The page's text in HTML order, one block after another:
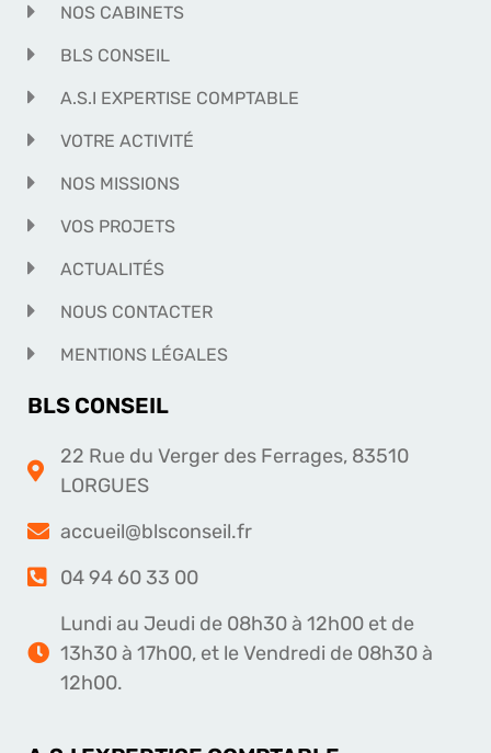
NOS CABINETS
BLS CONSEIL
A.S.I EXPERTISE COMPTABLE
VOTRE ACTIVITÉ
NOS MISSIONS
VOS PROJETS
ACTUALITÉS
NOUS CONTACTER
MENTIONS LÉGALES
BLS CONSEIL
22 Rue du Verger des Ferrages, 83510
LORGUES
accueil@blsconseil.fr
04 94 60 33 00
Lundi au Jeudi de 08h30 à 12h00 et de
13h30 à 17h00, et le Vendredi de 08h30 à
12h00.